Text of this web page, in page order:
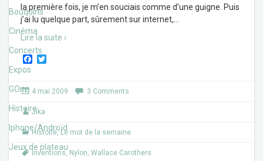
Bouquins
Cinéma
Concerts
Expos
GOne
Histoire
Iphone/Androïd
Jeux de plateau
la première fois, je m’en souciais comme d’une guigne. Puis
j’ai lu quelque part, sûrement sur internet,
Lire la suite ›
F
e
b
o
o
k
t
t
4 mai 2009 3 Comments
Jika
Histoire, Le mot de la semaine
Inventions, Nylon, Wallace Carothers